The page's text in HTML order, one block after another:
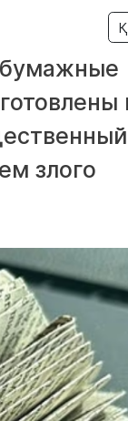
бумажные
злого